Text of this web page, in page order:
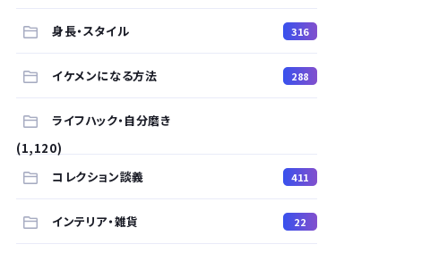
身長・スタイル 316
イケメンになる方法 288
ライフハック・自分磨き
(1,120)
コレクション談義
411
インテリア・雑貨 22